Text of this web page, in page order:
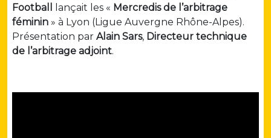
Football
lançait les « Mercredis de l’arbitrage
féminin » à Lyon (Ligue Auvergne Rhône-Alpes).
Présentation par Alain Sars, Directeur technique
de l’arbitrage adjoint.